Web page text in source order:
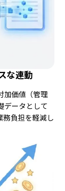
な連動
加価値（管理
データとして
務負担を軽減し